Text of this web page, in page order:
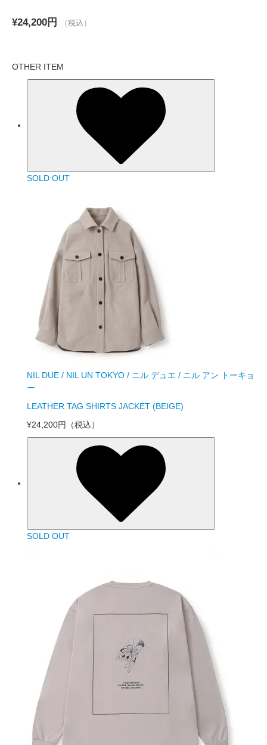
¥24,200円 （税込）
OTHER ITEM
SOLD OUT
NIL DUE / NIL UN TOKYO / ニル デュエ / ニル アン トーキョ
ー
LEATHER TAG SHIRTS JACKET (BEIGE)
¥24,200円
（税込）
SOLD OUT